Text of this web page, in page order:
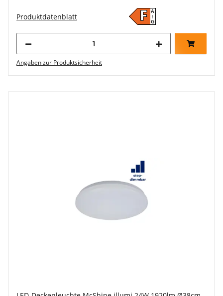
Produktdatenblatt F A
↑
G
Angaben zur Produktsicherheit